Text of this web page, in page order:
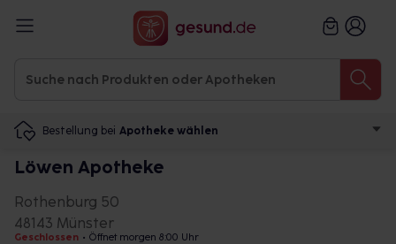
Bestellung bei Apotheke wählen
Löwen Apotheke
Rothenburg 50
48143 Münster
Geschlossen • Öffnet morgen 8:00 Uhr